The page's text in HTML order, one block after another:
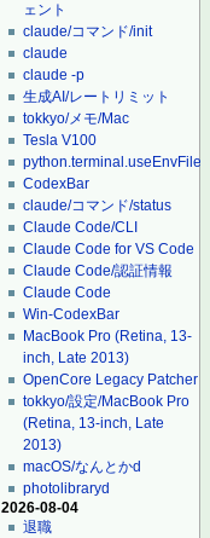
ェント
claude/コマンド/init
claude
claude -p
生成AI/レートリミット
tokkyo/メモ/Mac
Tesla V100
python.terminal.useEnvFile
CodexBar
claude/コマンド/status
Claude Code/CLI
Claude Code for VS Code
Claude Code/認証情報
Claude Code
Win-CodexBar
MacBook Pro (Retina, 13-
inch, Late 2013)
OpenCore Legacy Patcher
tokkyo/設定/MacBook Pro
(Retina, 13-inch, Late
2013)
macOS/なんとかd
photolibraryd
2026-08-04
退職